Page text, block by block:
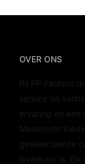
OVER ONS
Bij PP Fashion
service en
ervaring en een
Maastricht
geselecteerde
leverbaar is.